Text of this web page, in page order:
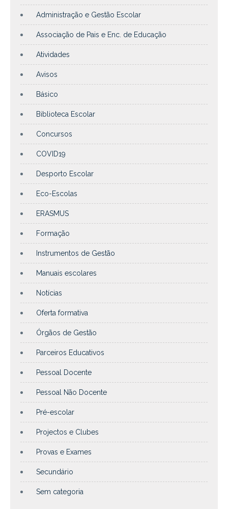
Administração e Gestão Escolar
Associação de Pais e Enc. de Educação
Atividades
Avisos
Básico
Biblioteca Escolar
Concursos
COVID19
Desporto Escolar
Eco-Escolas
ERASMUS
Formação
Instrumentos de Gestão
Manuais escolares
Notícias
Oferta formativa
Órgãos de Gestão
Parceiros Educativos
Pessoal Docente
Pessoal Não Docente
Pré-escolar
Projectos e Clubes
Provas e Exames
Secundário
Sem categoria